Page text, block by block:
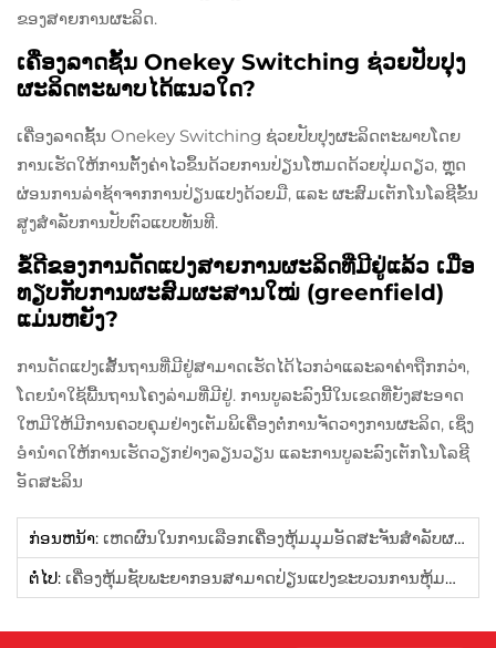
ຂອງສາຍການຜະລິດ.
ເຄື່ອງລາດຊັ້ນ Onekey Switching ຊ່ວຍປັບປຸງ
ຜະລິດຕະພາບໄດ້ແນວໃດ?
ເຄື່ອງລາດຊັ້ນ Onekey Switching ຊ່ວຍປັບປຸງຜະລິດຕະພາບໂດຍ
ການເຮັດໃຫ້ການຕັ້ງຄ່າໄວຂຶ້ນດ້ວຍການປ່ຽນໂຫມດດ້ວຍປຸ່ມດຽວ, ຫຼຸດ
ຜ່ອນການລ່າຊ້າຈາກການປ່ຽນແປງດ້ວຍມື, ແລະ ຜະສົມເຕັກໂນໂລຊີຂັ້ນ
ສູງສຳລັບການປັບຕົວແບບທັນທີ.
ຂໍ້ດີຂອງການດັດແປງສາຍການຜະລິດທີ່ມີຢູ່ແລ້ວ ເມື່ອ
ທຽບກັບການຜະສົມຜະສານໃໝ່ (greenfield)
ແມ່ນຫຍັງ?
ການດັດແປງເສັ້ນຖານທີ່ມີຢູ່ສາມາດເຮັດໄດ້ໄວກວ່າແລະລາຄ່າຖືກກວ່າ,
ໂດຍນຳໃຊ້ພື້ນຖານໂຄງລ່າມທີ່ມີຢູ່. ການບູລະລົງນີ້ໃນເຂດທີ່ຍັງສະອາດ
ໃຫມີໃຫ້ມີການຄວບຄຸມຢ່າງເຕັມພິເຄື່ອງຕໍ່ການຈັດວາງການຜະລິດ, ເຊິ່ງ
ອຳນຳດໃຫ້ການເຮັດວຽກຢ່າງລຽນວຽນ ແລະການບູລະລົງເຕັກໂນໂລຊີ
ອັດສະລິນ
ກ່ອນຫນ້າ: ເຫດຜົນໃນການເລືອກເຄື່ອງຫຸ້ມມຸມອັດສະຈັນສຳລັບຜະລິດຕະພັນລະດັບສູງແມ່ນຫຍັງ?
ຕໍ່ໄປ: ເຄື່ອງຫຸ້ມຊັບພະຍາກອນສາມາດປ່ຽນແປງຂະບວນການຫຸ້ມຫໍ່ຂອງທ່ານໄດ້ແນວໃດ